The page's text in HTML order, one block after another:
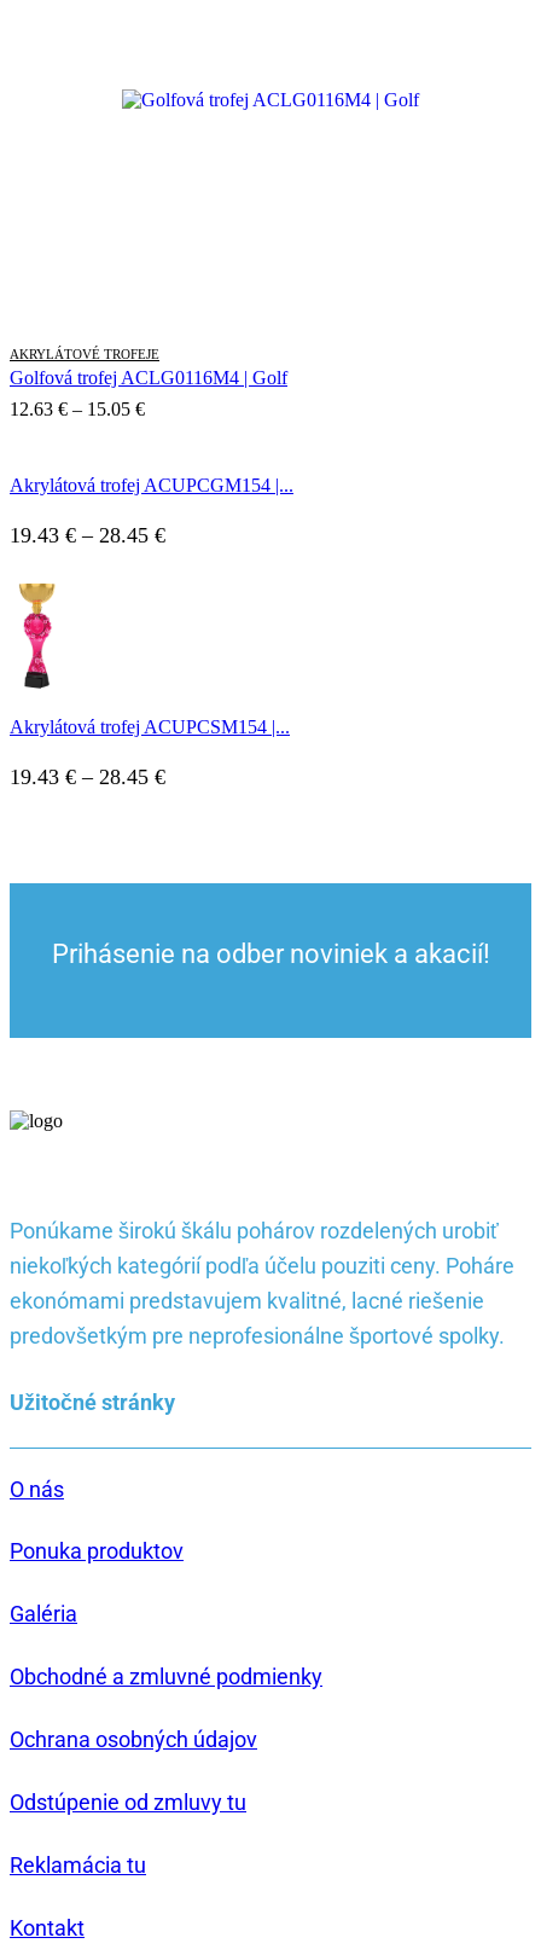
AKRYLÁTOVÉ TROFEJE
Golfová trofej ACLG0116M4 | Golf
12.63 € – 15.05 €Price
through
15.05 €
Akrylátová trofej ACUPCGM154 |...
19.43 € – 28.45 €Price
Akrylátová trofej ACUPCSM154 |...
19.43 € – 28.45 €Price
through
Prihásenie na odber noviniek a akacií!
Ponúkame širokú škálu pohárov rozdelených urobiť
niekoľkých kategórií podľa účelu pouziti ceny. Poháre
ekonómami predstavujem kvalitné, lacné riešenie
predovšetkým pre neprofesionálne športové spolky.
Užitočné stránky
O nás
Ponuka produktov
Galéria
Obchodné a zmluvné podmienky
Ochrana osobných údajov
Odstúpenie od zmluvy tu
Reklamácia tu
Kontakt